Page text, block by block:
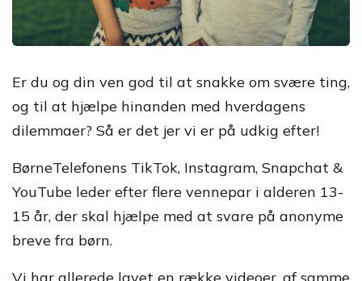
Er du og din ven god til at snakke om svære ting,
og til at hjælpe hinanden med hverdagens
dilemmaer? Så er det jer vi er på udkig efter!
BørneTelefonens TikTok, Instagram, Snapchat &
YouTube leder efter flere vennepar i alderen 13-
15 år, der skal hjælpe med at svare på anonyme
breve fra børn.